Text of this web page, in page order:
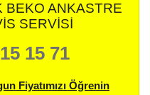
BEKO ANKASTRE
SERVISI
15 71
Fiyatımızı Öğrenin